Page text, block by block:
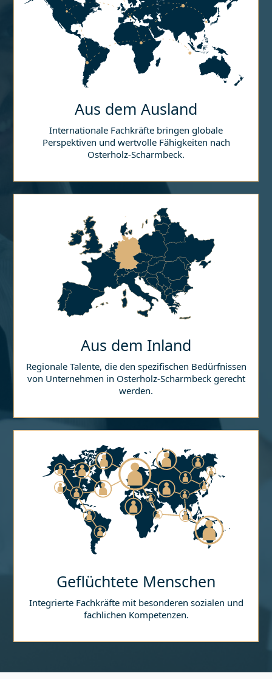
Aus dem Ausland
Internationale Fachkräfte bringen globale
Perspektiven und wertvolle Fähigkeiten nach
Osterholz-Scharmbeck.
Aus dem Inland
Regionale Talente, die den spezifischen Bedürfnissen
von Unternehmen in Osterholz-Scharmbeckgerecht
werden.
Geflüchtete Menschen
Integrierte Fachkräfte mit besonderen sozialen und
fachlichen Kompetenzen.